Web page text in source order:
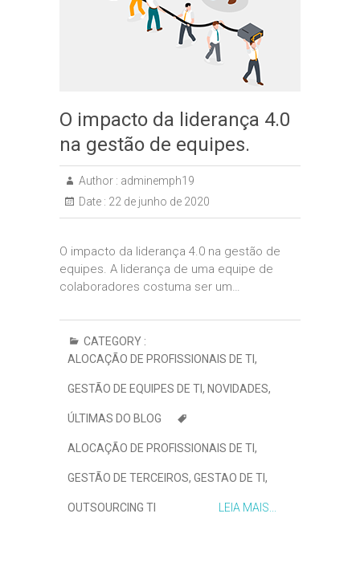
O impacto da liderança 4.0
na gestão de equipes.
Author : adminemph19
Date : 22 de junho de 2020
O impacto da liderança 4.0 na gestão de
equipes. A liderança de uma equipe de
colaboradores costuma ser um…
CATEGORY :
ALOCAÇÃO DE PROFISSIONAIS DE TI,
GESTÃO DE EQUIPES DE TI, NOVIDADES,
ÚLTIMAS DO BLOG
ALOCAÇÃO DE PROFISSIONAIS DE TI,
GESTÃO DE TERCEIROS, GESTAO DE TI,
OUTSOURCING TI LEIA MAIS...